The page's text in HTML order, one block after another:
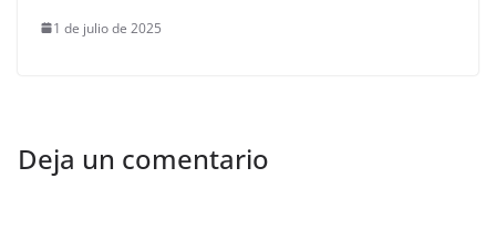
1 de julio de 2025
Deja un comentario